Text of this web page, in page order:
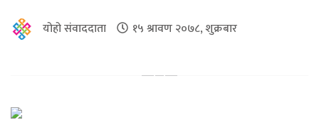
योहो संवाददाता १५ श्रावण २०७८, शुक्रबार